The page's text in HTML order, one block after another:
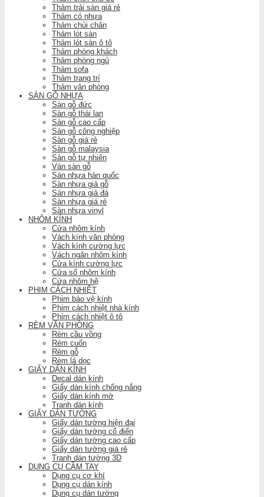
Thảm trải sàn giá rẻ
Thảm cỏ nhựa
Thảm chùi chân
Thảm lót sàn
Thảm lót sàn ô tô
Thảm phòng khách
Thảm phòng ngủ
Thảm sofa
Thảm trang trí
Thảm văn phòng
SÀN GỖ NHỰA
Sàn gỗ đức
Sàn gỗ thái lan
Sàn gỗ cao cấp
Sàn gỗ công nghiệp
Sàn gỗ giá rẻ
Sàn gỗ malaysia
Sàn gỗ tự nhiên
Ván sàn gỗ
Sàn nhựa hàn quốc
Sàn nhựa giả gỗ
Sàn nhựa giả đá
Sàn nhựa giá rẻ
Sàn nhựa vinyl
NHÔM KÍNH
Cửa nhôm kính
Vách kính văn phòng
Vách kính cường lực
Vách ngăn nhôm kính
Cửa kính cường lực
Cửa sổ nhôm kính
Cửa nhôm hệ
PHIM CÁCH NHIỆT
Phim bảo vệ kính
Phim cách nhiệt nhà kính
Phim cách nhiệt ô tô
RÈM VĂN PHÒNG
Rèm cầu vồng
Rèm cuốn
Rèm gỗ
Rèm lá dọc
GIẤY DÁN KÍNH
Decal dán kính
Giấy dán kính chống nắng
Giấy dán kính mờ
Tranh dán kính
GIẤY DÁN TƯỜNG
Giấy dán tường hiện đại
Giấy dán tường cổ điển
Giấy dán tường cao cấp
Giấy dán tường giá rẻ
Tranh dán tường 3D
DỤNG CỤ CẦM TAY
Dụng cụ cơ khí
Dụng cụ dán kính
Dụng cụ dán tường